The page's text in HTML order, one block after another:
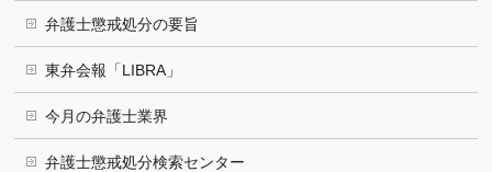
弁護士懲戒処分の要旨
東弁会報「LIBRA」
今月の弁護士業界
弁護士懲戒処分検索センター